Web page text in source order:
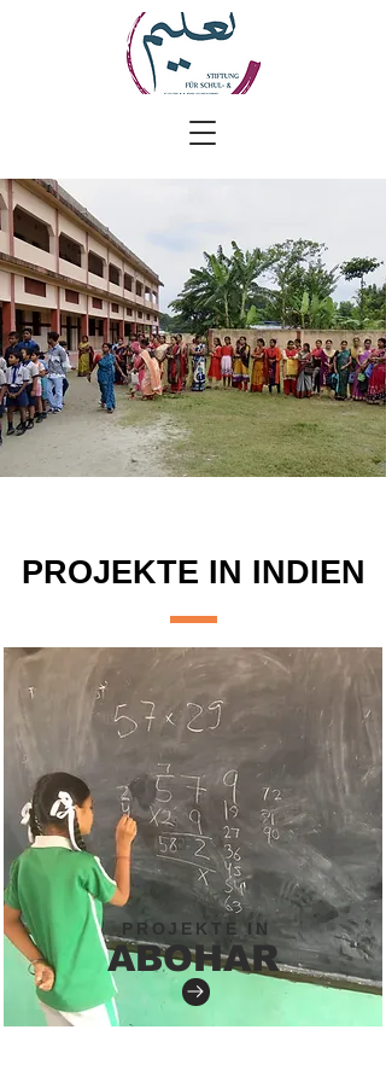
PROJEKTE IN INDIEN
PROJEKTE IN
ABOHAR